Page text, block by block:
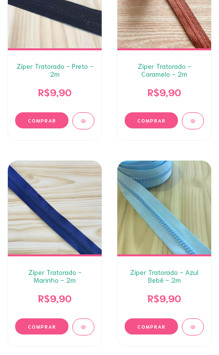
Zíper Tratorado - Preto -
2m
R$9,90
Zíper Tratorado -
Caramelo - 2m
R$9,90
Zíper Tratorado -
Marinho - 2m
R$9,90
Zíper Tratorado - Azul
Bebê - 2m
R$9,90